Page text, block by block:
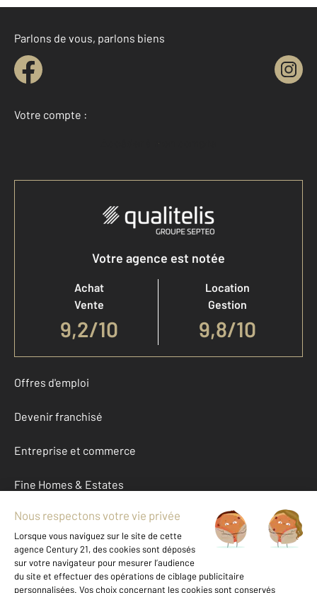
Parlons de vous, parlons biens
Votre compte :
Accéder à mon compte
Votre agence est notée
Achat
Vente
9,2/10
Location
Gestion
9,8/10
Offres d'emploi
Devenir franchisé
Entreprise et commerce
Fine Homes & Estates
À propos
International
Nous contacter